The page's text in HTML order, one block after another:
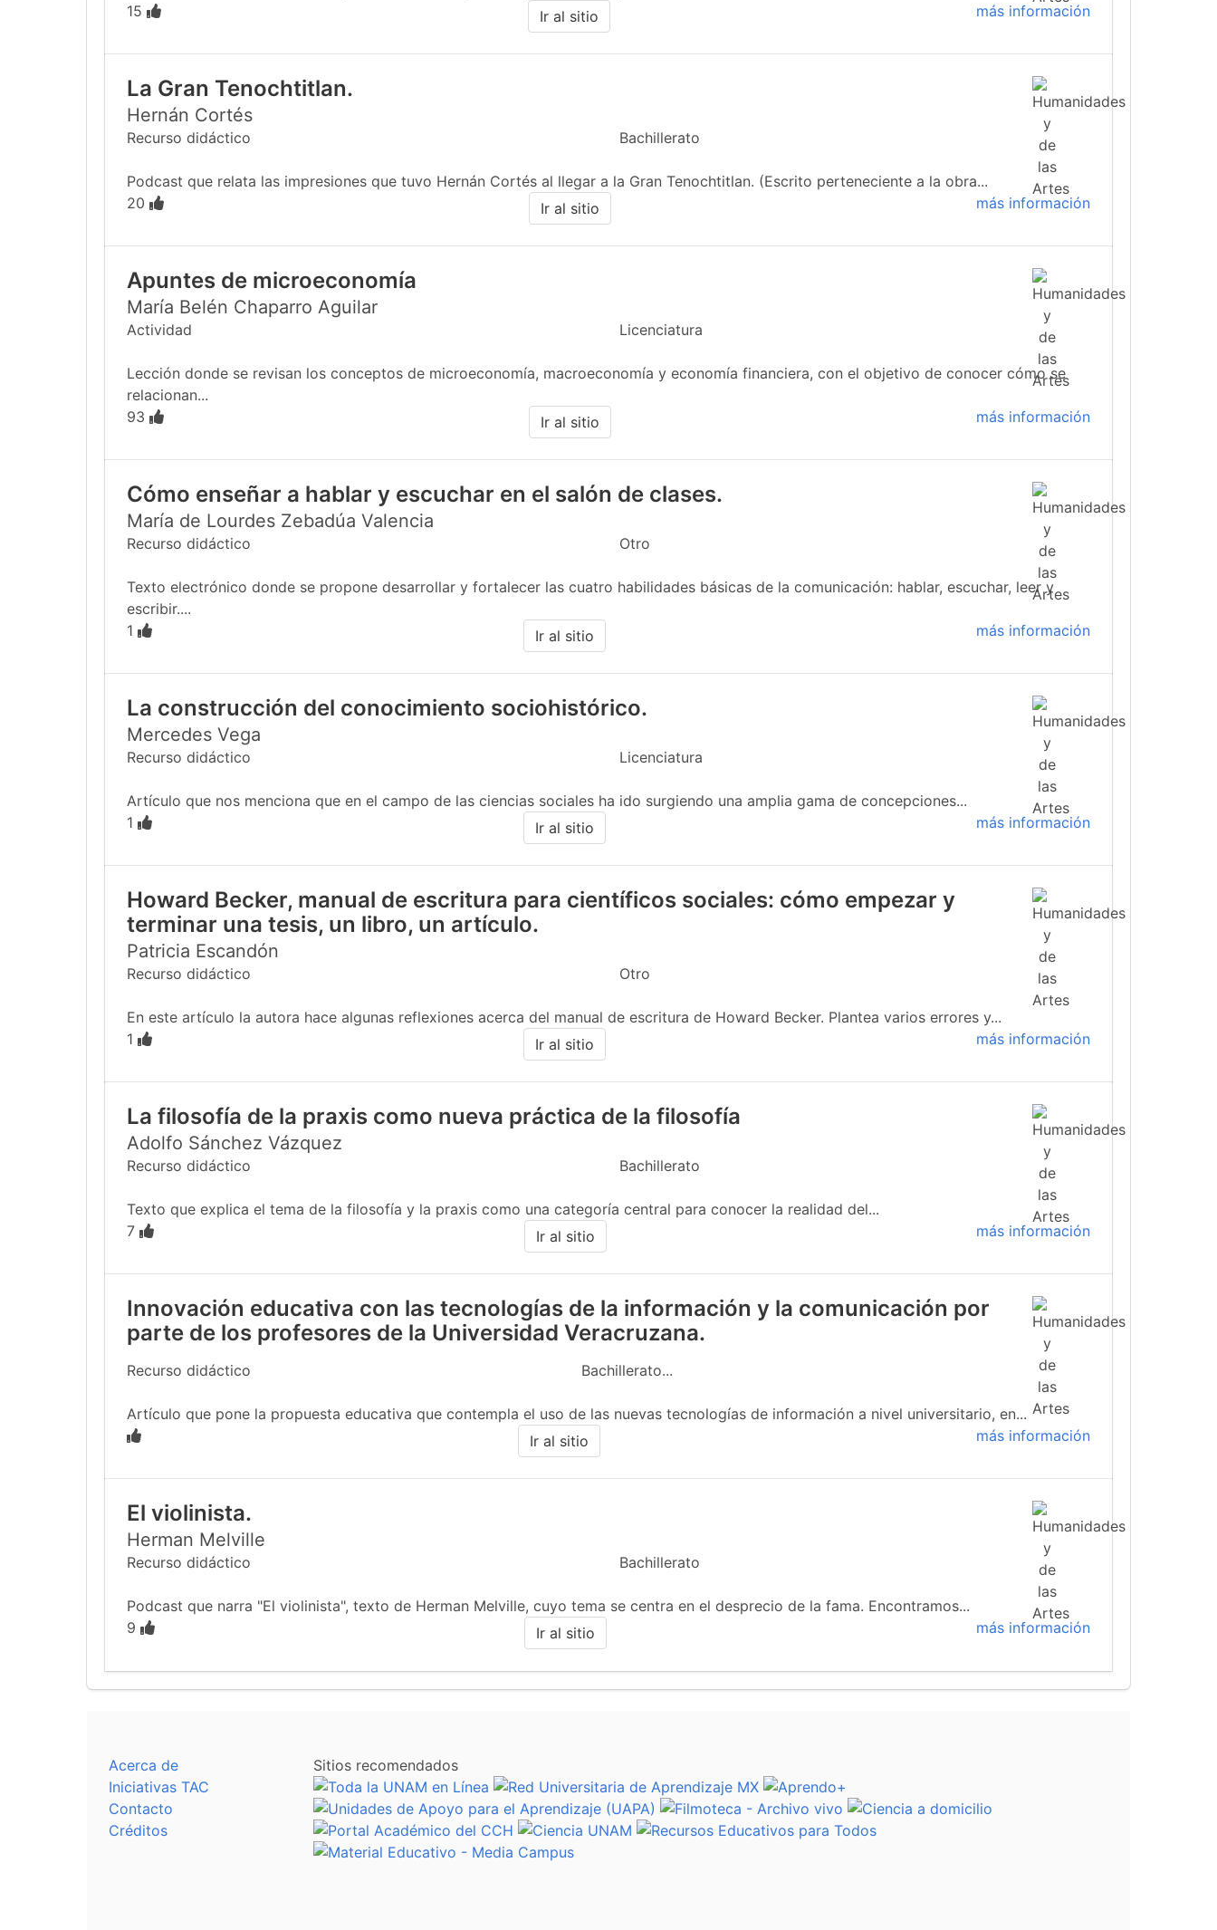
15
más información
Ir al sitio
La Gran Tenochtitlan.
Hernán Cortés
Recurso didáctico Bachillerato
Podcast que relata las impresiones que tuvo Hernán Cortés al llegar a la Gran Tenochtitlan. (Escrito perteneciente a la obra...
20
más información
Ir al sitio
Apuntes de microeconomía
María Belén Chaparro Aguilar
Actividad Licenciatura
Lección donde se revisan los conceptos de microeconomía, macroeconomía y economía financiera, con el objetivo de conocer cómo se
relacionan...
93
más información
Ir al sitio
Cómo enseñar a hablar y escuchar en el salón de clases.
María de Lourdes Zebadúa Valencia
Recurso didáctico Otro
Texto electrónico donde se propone desarrollar y fortalecer las cuatro habilidades básicas de la comunicación: hablar, escuchar, leer y
escribir....
1
más información
Ir al sitio
La construcción del conocimiento sociohistórico.
Mercedes Vega
Recurso didáctico Licenciatura
Artículo que nos menciona que en el campo de las ciencias sociales ha ido surgiendo una amplia gama de concepciones...
1
más información
Ir al sitio
Howard Becker, manual de escritura para científicos sociales: cómo empezar y
terminar una tesis, un libro, un artículo.
Patricia Escandón
Recurso didáctico Otro
En este artículo la autora hace algunas reflexiones acerca del manual de escritura de Howard Becker. Plantea varios errores y...
1
más información
Ir al sitio
La filosofía de la praxis como nueva práctica de la filosofía
Adolfo Sánchez Vázquez
Recurso didáctico Bachillerato
Texto que explica el tema de la filosofía y la praxis como una categoría central para conocer la realidad del...
7
más información
Ir al sitio
Innovación educativa con las tecnologías de la información y la comunicación por
parte de los profesores de la Universidad Veracruzana.
Recurso didáctico Bachillerato...
Artículo que pone la propuesta educativa que contempla el uso de las nuevas tecnologías de información a nivel universitario, en...
más información
Ir al sitio
El violinista.
Herman Melville
Recurso didáctico Bachillerato
Podcast que narra "El violinista", texto de Herman Melville, cuyo tema se centra en el desprecio de la fama. Encontramos...
9
más información
Ir al sitio
Acerca de
Iniciativas TAC
Contacto
Créditos
Sitios recomendados